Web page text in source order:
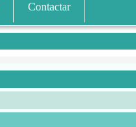
Contactar